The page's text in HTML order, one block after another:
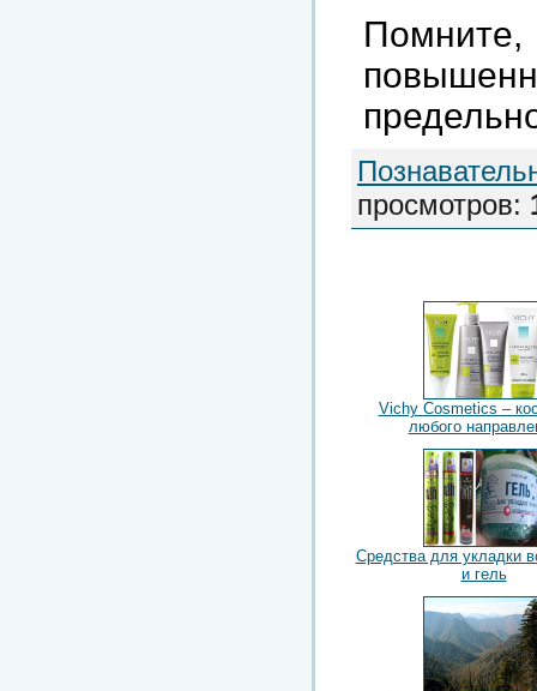
просмотров:
Vichy Cosmetics –
любого
Средства для укладки
и гель